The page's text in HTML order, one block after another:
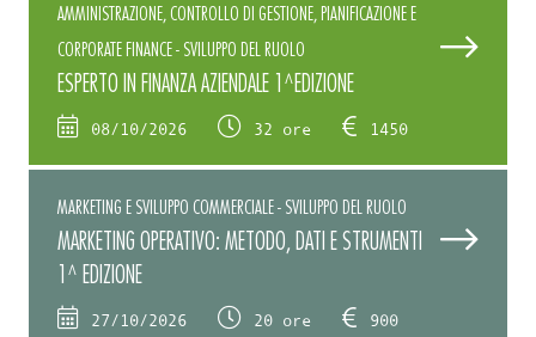
AMMINISTRAZIONE, CONTROLLO DI GESTIONE, PIANIFICAZIONE E
CORPORATE FINANCE - SVILUPPO DEL RUOLO
ESPERTO IN FINANZA AZIENDALE 1^EDIZIONE
08/10/2026 32 ore 1450
MARKETING E SVILUPPO COMMERCIALE - SVILUPPO DEL RUOLO
MARKETING OPERATIVO: METODO, DATI E STRUMENTI
1^ EDIZIONE
27/10/2026 20 ore 900